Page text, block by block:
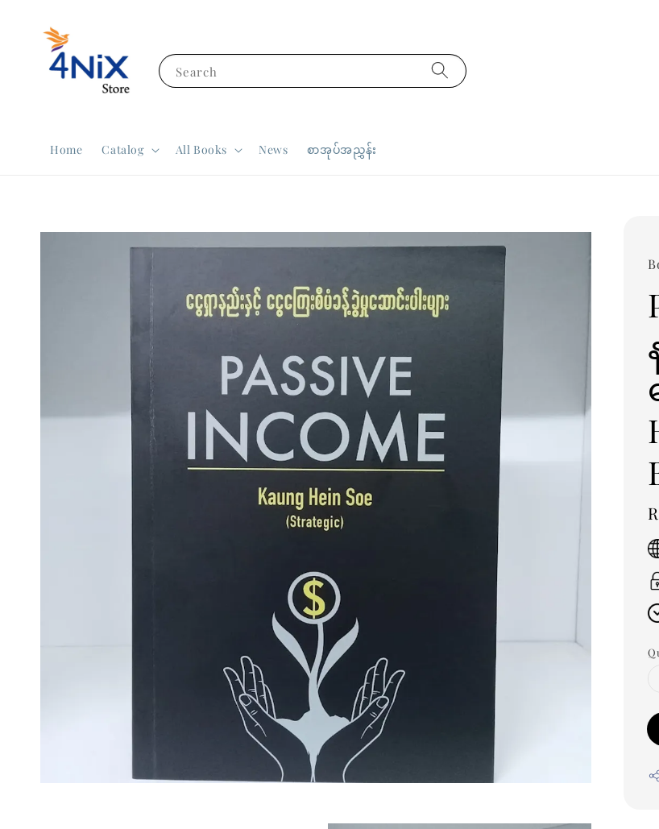
Search
Home Catalog All Books News စာအုပ်အညွှန်း